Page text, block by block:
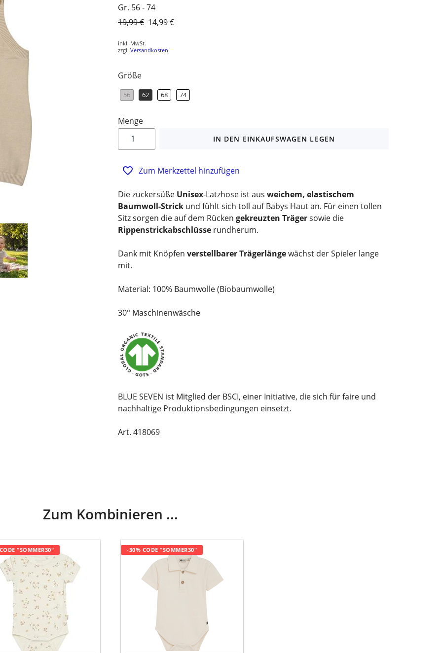
Gr. 56 - 74
Normaler
19,99 € Sonderpreis
14,99 €
inkl. MwSt.
zzgl. Versandkosten
Größe
56 62 68 74
Menge
IN DEN EINKAUFSWAGEN LEGEN
Zum Merkzettel hinzufügen
Die zuckersüße Unisex-Latzhose ist aus weichem, elastischem
Baumwoll-Strick und fühlt sich toll auf Babys Haut an. Für einen tollen
Sitz sorgen die auf dem Rücken gekreuzten Trägersowie die
Rippenstrickabschlüsse rundherum.
Dank mit Knöpfen verstellbarer Trägerlängewächst der Spieler lange
mit.
Material: 100% Baumwolle (Biobaumwolle)
30° Maschinenwäsche
BLUE SEVEN ist Mitglied der BSCI, einer Initiative, die sich für faire und
nachhaltige Produktionsbedingungen einsetzt.
Art. 418069
Zum Kombinieren ...
"SOMMER30"
Body-
Baumwolle,
offwhite
-30% CODE "SOMMER30"